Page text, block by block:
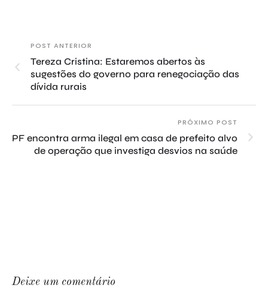
POST ANTERIOR
Tereza Cristina: Estaremos abertos às
sugestões do governo para renegociação das
dívida rurais
PRÓXIMO POST
PF encontra arma ilegal em casa de prefeito alvo
de operação que investiga desvios na saúde
Deixe um comentário